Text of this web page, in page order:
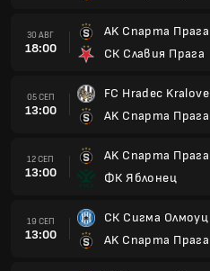
30 АВГ
18:00
AK Спарта Прага
СК Славия Прага
05 СЕП
13:00
FC Hradec Kralove
AK Спарта Прага
12 СЕП
13:00
AK Спарта Прага
ФК Яблонец
19 СЕП
13:00
СК Сигма Олмоуц
AK Спарта Прага